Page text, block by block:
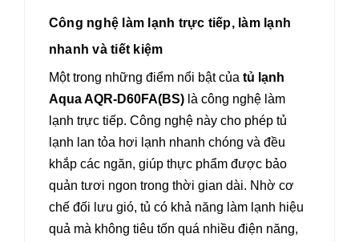
Công nghệ làm lạnh trực tiếp, làm lạnh
nhanh và tiết kiệm
Một trong những điểm nổi bật của tủ lạnh
Aqua AQR-D60FA(BS) là công nghệ làm
lạnh trực tiếp. Công nghệ này cho phép tủ
lạnh lan tỏa hơi lạnh nhanh chóng và đều
khắp các ngăn, giúp thực phẩm được bảo
quản tươi ngon trong thời gian dài. Nhờ cơ
chế đối lưu gió, tủ có khả năng làm lạnh hiệu
quả mà không tiêu tốn quá nhiều điện năng,